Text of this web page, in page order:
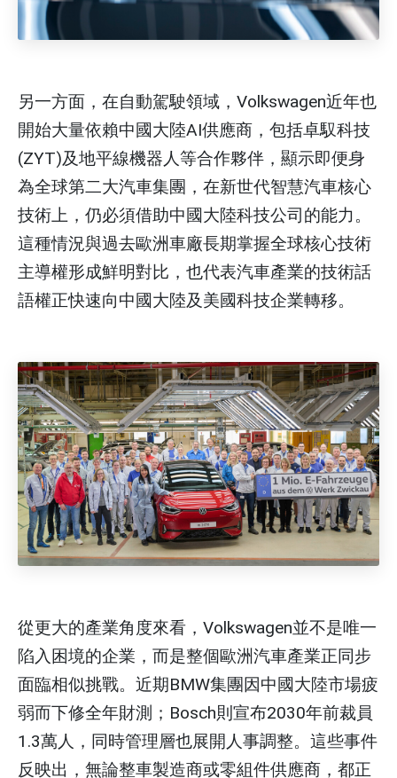
另一方面，在自動駕駛領域，Volkswagen近年也
開始大量依賴中國大陸AI供應商，包括卓馭科技
(ZYT)及地平線機器人等合作夥伴，顯示即便身
為全球第二大汽車集團，在新世代智慧汽車核心
技術上，仍必須借助中國大陸科技公司的能力。
這種情況與過去歐洲車廠長期掌握全球核心技術
主導權形成鮮明對比，也代表汽車產業的技術話
語權正快速向中國大陸及美國科技企業轉移。
從更大的產業角度來看，Volkswagen並不是唯一
陷入困境的企業，而是整個歐洲汽車產業正同步
面臨相似挑戰。近期BMW集團因中國大陸市場疲
弱而下修全年財測；Bosch則宣布2030年前裁員
1.3萬人，同時管理層也展開人事調整。這些事件
反映出，無論整車製造商或零組件供應商，都正